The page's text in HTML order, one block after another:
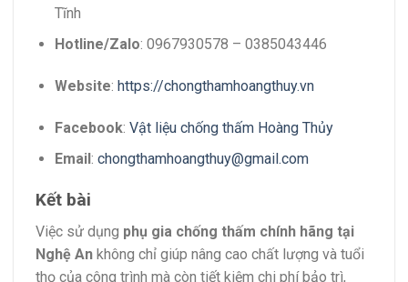
Tĩnh
Hotline/Zalo: 0967930578 – 0385043446
Website: https://chongthamhoangthuy.vn
Facebook: Vật liệu chống thấm Hoàng Thủy
Email : chongthamhoangthuy@gmail.com
Kết bài
Việc sử dụng phụ gia chống thấm chính hãng tại
Nghệ An không chỉ giúp nâng cao chất lượng và tuổi
thọ của công trình mà còn tiết kiệm chi phí bảo trì,